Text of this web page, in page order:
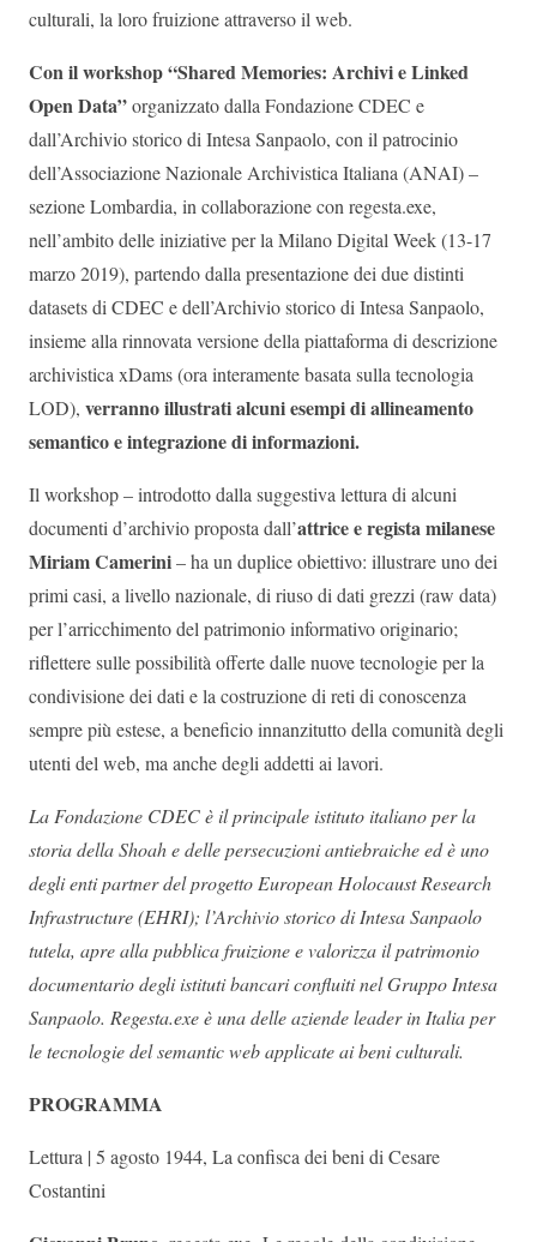
culturali, la loro fruizione attraverso il web.
Con il workshop “Shared Memories: Archivi e Linked
Open Data”organizzato dalla Fondazione CDEC e
dall’Archivio storico di Intesa Sanpaolo, con il patrocinio
dell’Associazione Nazionale Archivistica Italiana (ANAI) –
sezione Lombardia, in collaborazione con regesta.exe,
nell’ambito delle iniziative per la Milano Digital Week (13-17
marzo 2019), partendo dalla presentazione dei due distinti
datasets di CDEC e dell’Archivio storico di Intesa Sanpaolo,
insieme alla rinnovata versione della piattaforma di descrizione
archivistica xDams (ora interamente basata sulla tecnologia
LOD), verranno illustrati alcuni esempi di allineamento
semantico e integrazione di informazioni.
Il workshop – introdotto dalla suggestiva lettura di alcuni
documenti d’archivio proposta dall’attrice e regista milanese
Miriam Camerini– ha un duplice obiettivo: illustrare uno dei
primi casi, a livello nazionale, di riuso di dati grezzi (raw data)
per l’arricchimento del patrimonio informativo originario;
riflettere sulle possibilità offerte dalle nuove tecnologie per la
condivisione dei dati e la costruzione di reti di conoscenza
sempre più estese, a beneficio innanzitutto della comunità degli
utenti del web, ma anche degli addetti ai lavori.
La Fondazione CDEC è il principale istituto italiano per la
storia della Shoah e delle persecuzioni antiebraiche ed è uno
degli enti partner del progetto European Holocaust Research
Infrastructure (EHRI); l’Archivio storico di Intesa Sanpaolo
tutela, apre alla pubblica fruizione e valorizza il patrimonio
documentario degli istituti bancari confluiti nel Gruppo Intesa
Sanpaolo. Regesta.exe è una delle aziende leader in Italia per
le tecnologie del semantic web applicate ai beni culturali.
PROGRAMMA
Lettura | 5 agosto 1944, La confisca dei beni di Cesare
Costantini